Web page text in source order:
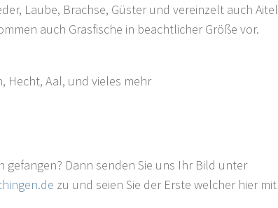
Laube, Brachse, Güster und vereinzelt auch Aitel
auch Grasfische in beachtlicher Größe vor.
Hecht, Aal, und vieles mehr
gefangen? Dann senden Sie uns Ihr Bild unter
zu und seien Sie der Erste welcher hier mit